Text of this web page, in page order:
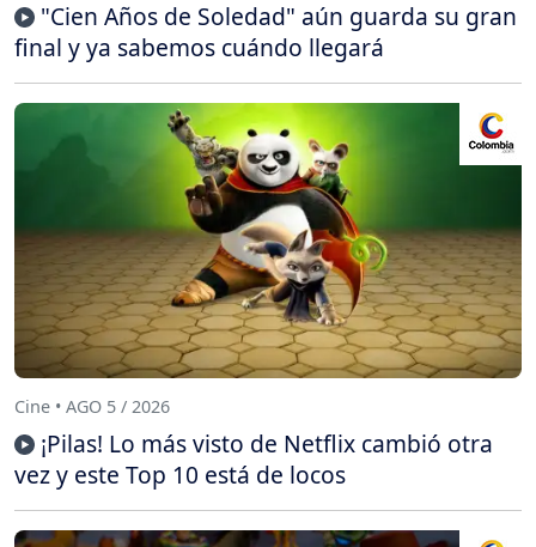
"Cien Años de Soledad" aún guarda su gran
final y ya sabemos cuándo llegará
Cine • AGO 5 / 2026
¡Pilas! Lo más visto de Netflix cambió otra
vez y este Top 10 está de locos